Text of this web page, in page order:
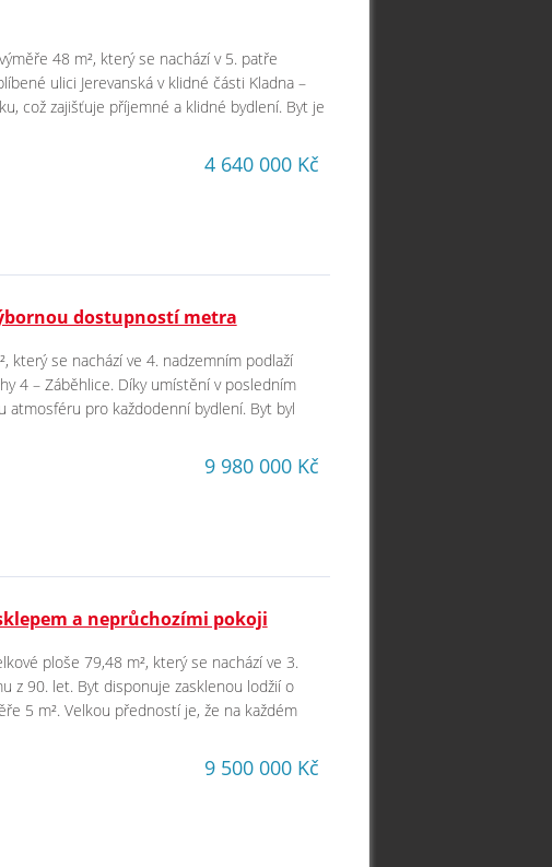
48 m², který se nachází v 5. patře
ulici Jerevanská v klidné části Kladna –
což zajišťuje příjemné a klidné bydlení. Byt je
4 640 000 Kč
dostupností metra
který se nachází ve 4. nadzemním podlaží
4 – Záběhlice. Díky umístění v posledním
pro každodenní bydlení. Byt byl
9 980 000 Kč
a neprůchozími pokoji
ploše 79,48 m², který se nachází ve 3.
z 90. let. Byt disponuje zasklenou lodžií o
5 m². Velkou předností je, že na každém
9 500 000 Kč